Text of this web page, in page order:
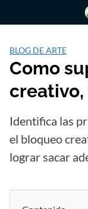
BLOG DE ARTE
Como
creativo,
Identifica las
el bloqueo
lograr sacar